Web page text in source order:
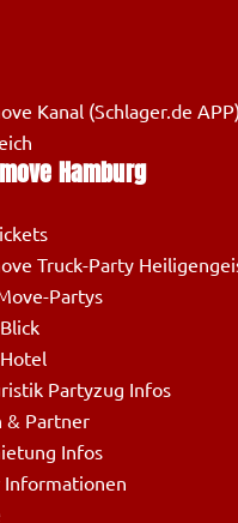
Kanal (Schlager.de APP)
Hamburg
Truck-Party
Partys
Partyzug Infos
& Partner
Infos